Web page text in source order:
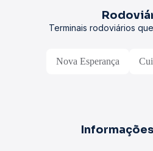
Terminais rodoviários
Nova Esperança